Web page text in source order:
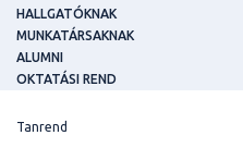
HALLGATÓKNAK
MUNKATÁRSAKNAK
ALUMNI
OKTATÁSI REND
Tanrend